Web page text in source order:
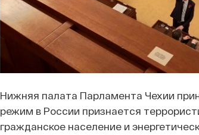
Нижняя палата Парламента Чехии
режим в России признается
гражданское население и